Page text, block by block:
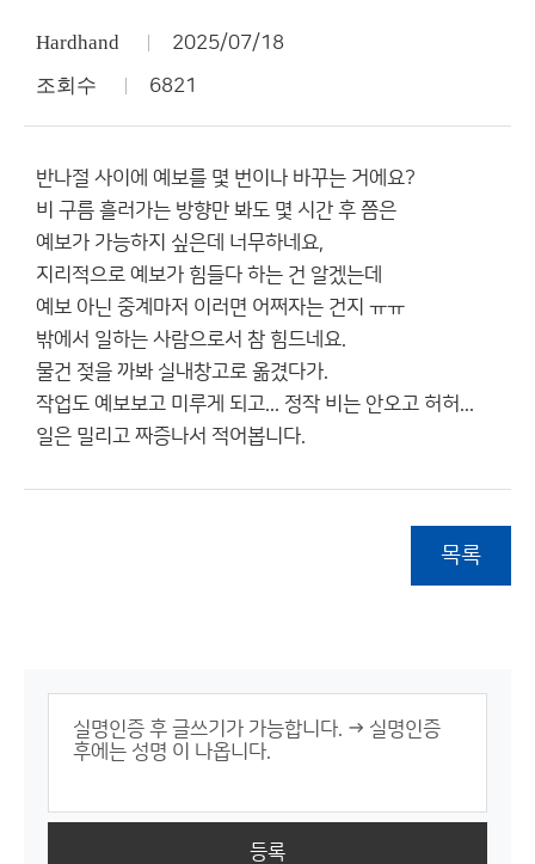
Hardhand 2025/07/18
조회수 6821
반나절 사이에 예보를 몇 번이나 바꾸는 거에요?
비 구름 흘러가는 방향만 봐도 몇 시간 후 쯤은
예보가 가능하지 싶은데 너무하네요,
지리적으로 예보가 힘들다 하는 건 알겠는데
예보 아닌 중계마저 이러면 어쩌자는 건지 ㅠㅠ
밖에서 일하는 사람으로서 참 힘드네요.
물건 젖을 까봐 실내창고로 옮겼다가.
작업도 예보보고 미루게 되고... 정작 비는 안오고 허허...
일은 밀리고 짜증나서 적어봅니다.
목록
등록